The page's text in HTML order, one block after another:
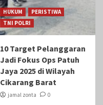
HUKUM
PERISTIWA
TNI POLRI
10 Target Pelanggaran
Jadi Fokus Ops Patuh
Jaya 2025 di Wilayah
Cikarang Barat
jamal zonta 0